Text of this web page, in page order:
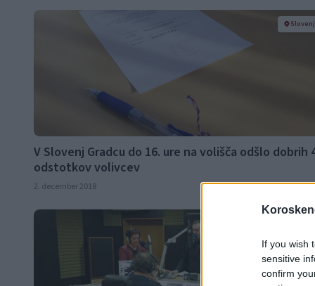
If you wish
sensitive
confirm
V Slovenj Gradcu do 16. ure na volišča odšlo dobrih
odstotkov volivcev
2. december 2018